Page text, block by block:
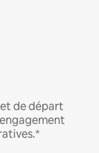
de départ